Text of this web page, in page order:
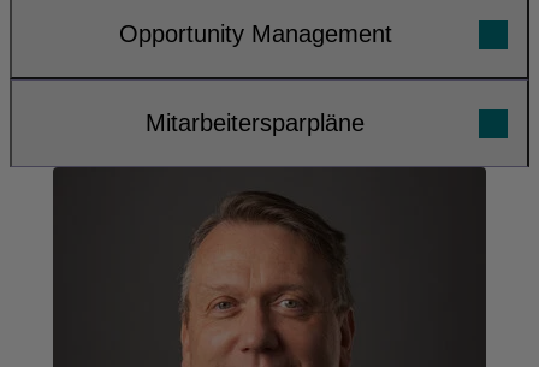
Opportunity Management
Mitarbeitersparpläne